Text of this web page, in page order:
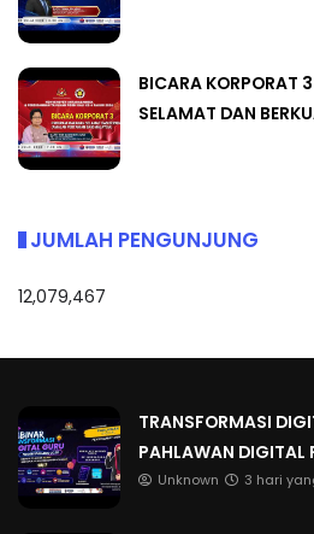
BICARA KORPORAT
SELAMAT DAN
JUMLAH PENGUNJUNG
12,079,467
TRANSFORMASI
PAHLAWAN DIGITAL
Unknown 3 hari